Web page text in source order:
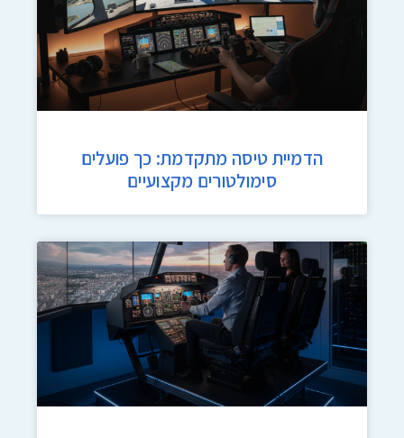
הדמיית טיסה מתקדמת: כך פועלים
סימולטורים מקצועיים